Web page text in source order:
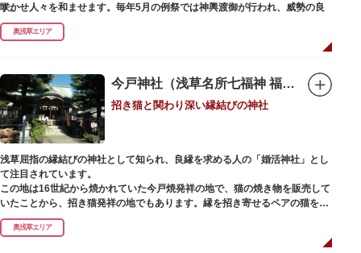
咲かせ人々を和ませます。毎年5月の例祭では神輿渡御が行われ、威勢の良
い掛け声とともに各町は活気にあふれます。
吉原弁財天は浅草名所七福神の一社・弁財天にあたり、七福神に関する授与
す。
奥浅草エリア
今戸神社（浅草名所七福神 福禄寿）
招き猫と関わり深い縁結びの神社
浅草屈指の縁結びの神社として知られ、良縁を求める人の「婚活神社」とし
て注目されています。
この地は16世紀から焼かれていた今戸焼発祥の地で、猫の焼き物を販売して
いたことから、招き猫発祥の地でもあります。縁を招き寄せるペアの猫をモ
チーフにした絵馬や御朱印帳も人気です。
1063（康平6）年、時の奥羽鎮守府源頼朝・義家父子が祈願し鎌倉の鶴ヶ丘
奥浅草エリア